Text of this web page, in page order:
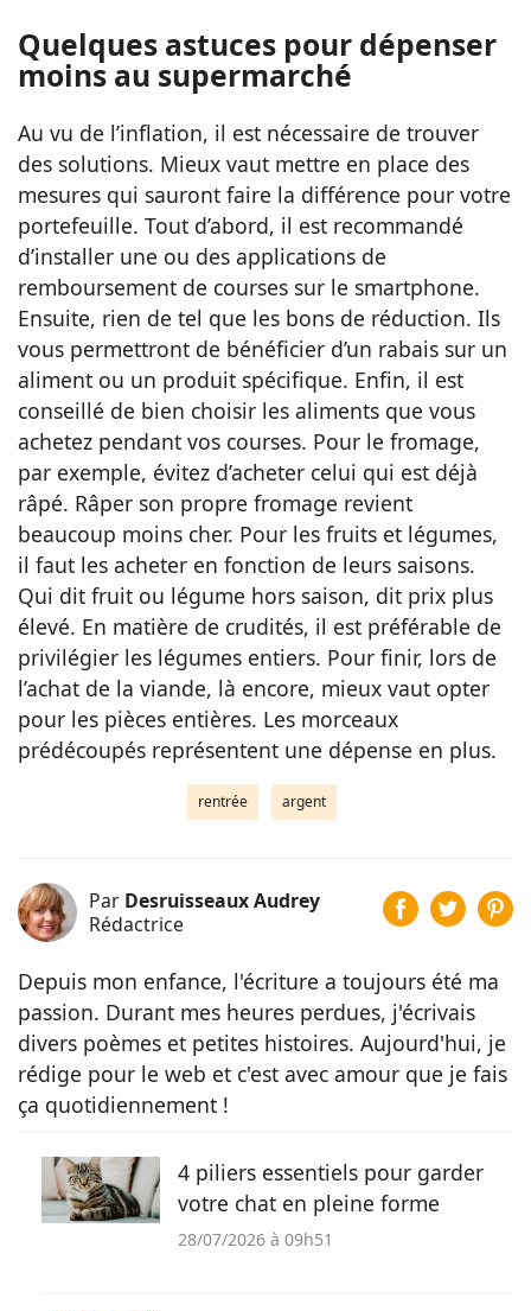
Quelques astuces pour dépenser
moins au supermarché
Au vu de l’inflation, il est nécessaire de trouver
des solutions. Mieux vaut mettre en place des
mesures qui sauront faire la différence pour votre
portefeuille. Tout d’abord, il est recommandé
d’installer une ou des applications de
remboursement de courses sur le smartphone.
Ensuite, rien de tel que les bons de réduction. Ils
vous permettront de bénéficier d’un rabais sur un
aliment ou un produit spécifique. Enfin, il est
conseillé de bien choisir les aliments que vous
achetez pendant vos courses. Pour le fromage,
par exemple, évitez d’acheter celui qui est déjà
râpé. Râper son propre fromage revient
beaucoup moins cher. Pour les fruits et légumes,
il faut les acheter en fonction de leurs saisons.
Qui dit fruit ou légume hors saison, dit prix plus
élevé. En matière de crudités, il est préférable de
privilégier les légumes entiers. Pour finir, lors de
l’achat de la viande, là encore, mieux vaut opter
pour les pièces entières. Les morceaux
prédécoupés représentent une dépense en plus.
rentrée argent
Par Desruisseaux Audrey
Rédactrice
Depuis mon enfance, l'écriture a toujours été ma
passion. Durant mes heures perdues, j'écrivais
divers poèmes et petites histoires. Aujourd'hui, je
rédige pour le web et c'est avec amour que je fais
ça quotidiennement !
4 piliers essentiels pour garder
votre chat en pleine forme
28/07/2026 à 09h51